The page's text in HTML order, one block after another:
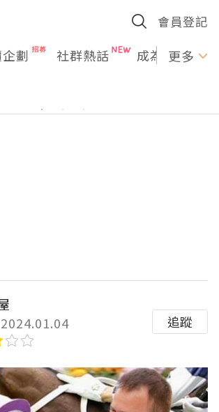
會員登記
劃 社群熱話 成為U更多
追蹤